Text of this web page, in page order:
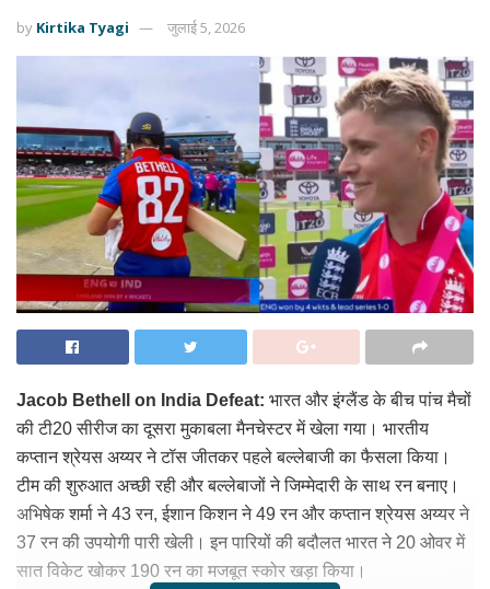
by Kirtika Tyagi जुलाई 5, 2026
Jacob Bethell on India Defeat: भारत और इंग्लैंड के बीच पांच मैचों
की टी20 सीरीज का दूसरा मुकाबला मैनचेस्टर में खेला गया। भारतीय
कप्तान श्रेयस अय्यर ने टॉस जीतकर पहले बल्लेबाजी का फैसला किया।
टीम की शुरुआत अच्छी रही और बल्लेबाजों ने जिम्मेदारी के साथ रन बनाए।
अभिषेक शर्मा ने 43 रन, ईशान किशन ने 49 रन और कप्तान श्रेयस अय्यर ने
37 रन की उपयोगी पारी खेली। इन पारियों की बदौलत भारत ने 20 ओवर में
सात विकेट खोकर 190 रन का मजबूत स्कोर खड़ा किया।